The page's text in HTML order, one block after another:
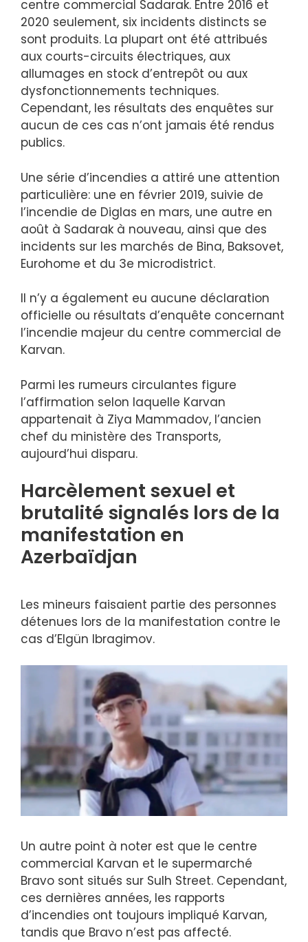
centre commercial Sadarak. Entre 2016 et
2020 seulement, six incidents distincts se
sont produits. La plupart ont été attribués
aux courts-circuits électriques, aux
allumages en stock d’entrepôt ou aux
dysfonctionnements techniques.
Cependant, les résultats des enquêtes sur
aucun de ces cas n’ont jamais été rendus
publics.
Une série d’incendies a attiré une attention
particulière: une en février 2019, suivie de
l’incendie de Diglas en mars, une autre en
août à Sadarak à nouveau, ainsi que des
incidents sur les marchés de Bina, Baksovet,
Eurohome et du 3e microdistrict.
Il n’y a également eu aucune déclaration
officielle ou résultats d’enquête concernant
l’incendie majeur du centre commercial de
Karvan.
Parmi les rumeurs circulantes figure
l’affirmation selon laquelle Karvan
appartenait à Ziya Mammadov, l’ancien
chef du ministère des Transports,
aujourd’hui disparu.
Harcèlement sexuel et
brutalité signalés lors de la
manifestation en
Azerbaïdjan
Les mineurs faisaient partie des personnes
détenues lors de la manifestation contre le
cas d’Elgün Ibragimov.
Un autre point à noter est que le centre
commercial Karvan et le supermarché
Bravo sont situés sur Sulh Street. Cependant,
ces dernières années, les rapports
d’incendies ont toujours impliqué Karvan,
tandis que Bravo n’est pas affecté.